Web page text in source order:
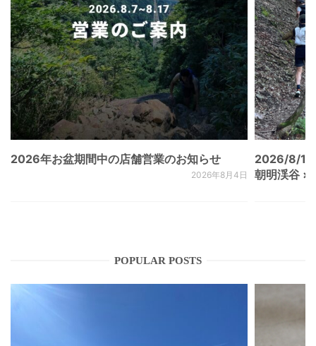
2026年お盆期間中の店舗営業のお知らせ
2026年8月4日
2026/8/
朝明渓谷 ×
POPULAR POSTS